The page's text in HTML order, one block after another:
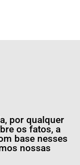
por qualquer
os fatos, a
base nesses
nossas